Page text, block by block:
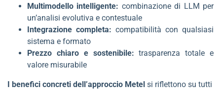
Multimodello intelligente: combinazione di LLM per
un’analisi evolutiva e contestuale
Integrazione completa: compatibilità con qualsiasi
sistema e formato
Prezzo chiaro e sostenibile: trasparenza totale e
valore misurabile
I benefici concreti dell’approccio Metel si riflettono su tutti